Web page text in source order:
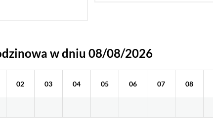
w dniu 08/08/2026
02 03 04 05 06 07 08